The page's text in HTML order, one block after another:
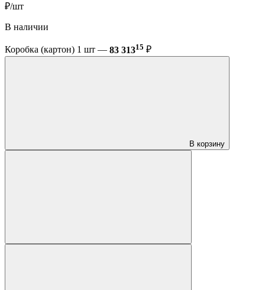
₽/шт
В наличии
Коробка (картон) 1 шт — 83 31315 ₽
В корзину